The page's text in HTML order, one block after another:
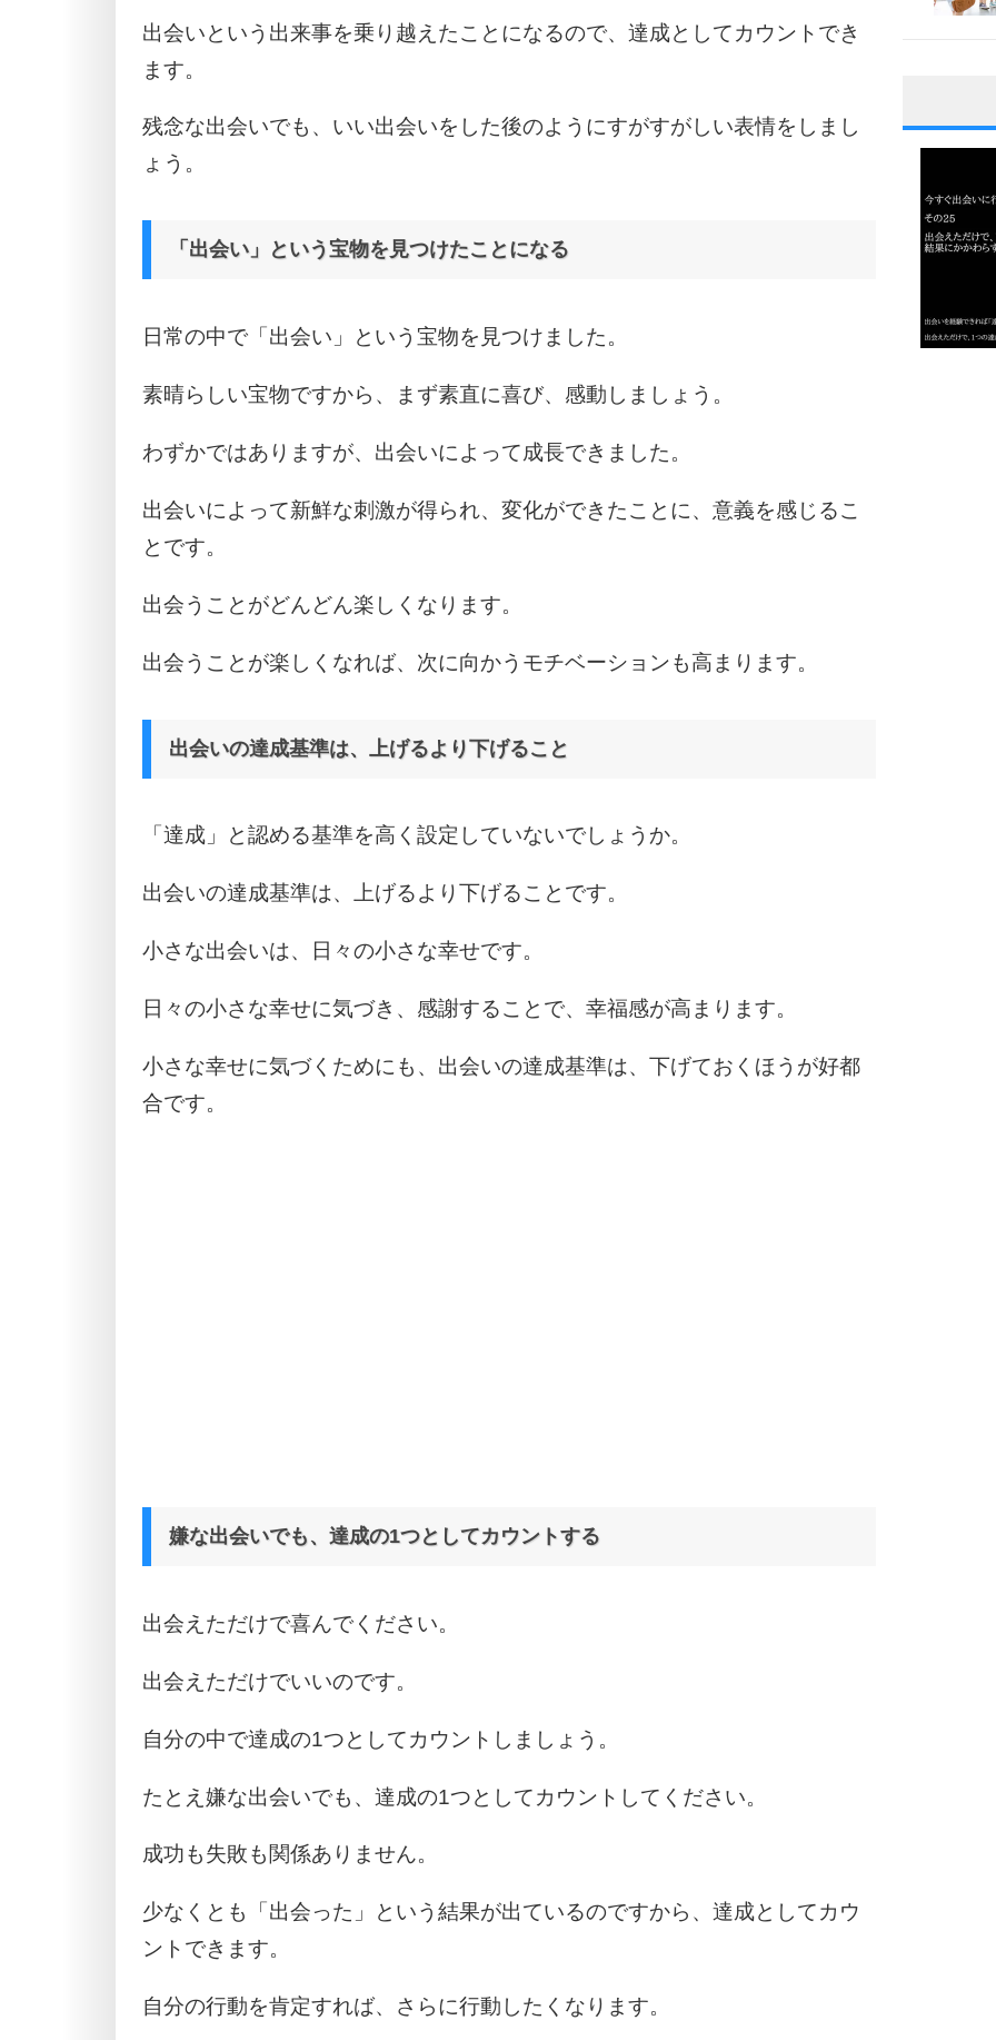
出会いという出来事を乗り越えたことになるので、達成としてカウントでき
ます。
残念な出会いでも、いい出会いをした後のようにすがすがしい表情をしまし
ょう。
「出会い」という宝物を見つけたことになる
日常の中で「出会い」という宝物を見つけました。
素晴らしい宝物ですから、まず素直に喜び、感動しましょう。
わずかではありますが、出会いによって成長できました。
出会いによって新鮮な刺激が得られ、変化ができたことに、意義を感じるこ
とです。
出会うことがどんどん楽しくなります。
出会うことが楽しくなれば、次に向かうモチベーションも高まります。
出会いの達成基準は、上げるより下げること
「達成」と認める基準を高く設定していないでしょうか。
出会いの達成基準は、上げるより下げることです。
小さな出会いは、日々の小さな幸せです。
日々の小さな幸せに気づき、感謝することで、幸福感が高まります。
小さな幸せに気づくためにも、出会いの達成基準は、下げておくほうが好都
合です。
嫌な出会いでも、達成の1つとしてカウントする
出会えただけで喜んでください。
出会えただけでいいのです。
自分の中で達成の1つとしてカウントしましょう。
たとえ嫌な出会いでも、達成の1つとしてカウントしてください。
成功も失敗も関係ありません。
少なくとも「出会った」という結果が出ているのですから、達成としてカウ
ントできます。
自分の行動を肯定すれば、さらに行動したくなります。
1
3